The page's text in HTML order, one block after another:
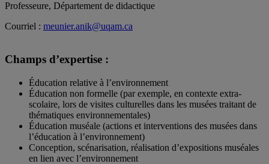
Professeure, Département de didactique
Courriel : meunier.anik@uqam.ca
Champs d’expertise :
Éducation relative à l’environnement
Éducation non formelle (par exemple, en contexte extra-
scolaire, lors de visites culturelles dans les musées traitant de
thématiques environnementales)
Éducation muséale (actions et interventions des musées dans
l’éducation à l’environnement)
Conception, scénarisation, réalisation d’expositions muséales
en lien avec l’environnement